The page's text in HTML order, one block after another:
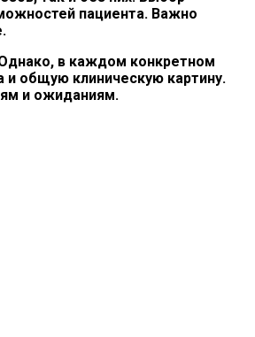
пациента. Важно
в каждом конкретном
и общую клиническую картину.
и ожиданиям.